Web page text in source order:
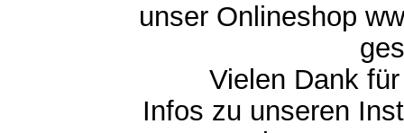
unser Onlineshop
Vielen Dank
Infos zu unseren